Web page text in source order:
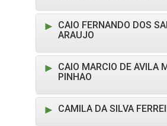
CAIO FERNANDO DOS
ARAUJO
CAIO MARCIO DE AVILA
PINHAO
CAMILA DA SILVA